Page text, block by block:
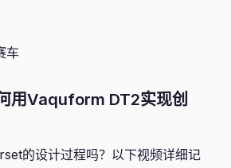
车
用Vaquform DT2实现创
的设计过程吗？以下视频详细记